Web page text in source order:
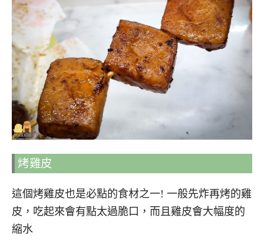
烤雞皮
這個烤雞皮也是必點的食材之一! 一般先炸再烤的雞
皮，吃起來會有點太過脆口，而且雞皮會大幅度的
縮水